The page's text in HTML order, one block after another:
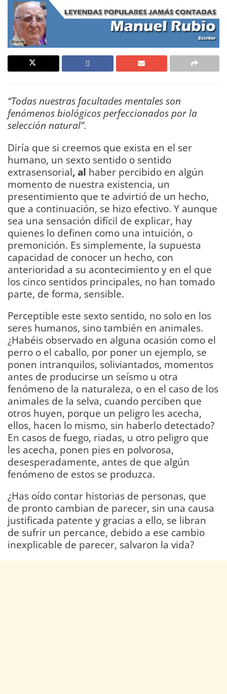
“Todas nuestras facultades mentales son
fenómenos biológicos perfeccionados por la
selección natural”.
Diría que si creemos que exista en el ser
humano, un sexto sentido o sentido
extrasensorial, al haber percibido en algún
momento de nuestra existencia, un
presentimiento que te advirtió de un hecho,
que a continuación, se hizo efectivo. Y aunque
sea una sensación difícil de explicar, hay
quienes lo definen como una intuición, o
premonición. Es simplemente, la supuesta
capacidad de conocer un hecho, con
anterioridad a su acontecimiento y en el que
los cinco sentidos principales, no han tomado
parte, de forma, sensible.
Perceptible este sexto sentido, no solo en los
seres humanos, sino también en animales.
¿Habéis observado en alguna ocasión como el
perro o el caballo, por poner un ejemplo, se
ponen intranquilos, soliviantados, momentos
antes de producirse un seísmo u otra
fenómeno de la naturaleza, o en el caso de los
animales de la selva, cuando perciben que
otros huyen, porque un peligro les acecha,
ellos, hacen lo mismo, sin haberlo detectado?
En casos de fuego, riadas, u otro peligro que
les acecha, ponen pies en polvorosa,
desesperadamente, antes de que algún
fenómeno de estos se produzca.
¿Has oído contar historias de personas, que
de pronto cambian de parecer, sin una causa
justificada patente y gracias a ello, se libran
de sufrir un percance, debido a ese cambio
inexplicable de parecer, salvaron la vida?